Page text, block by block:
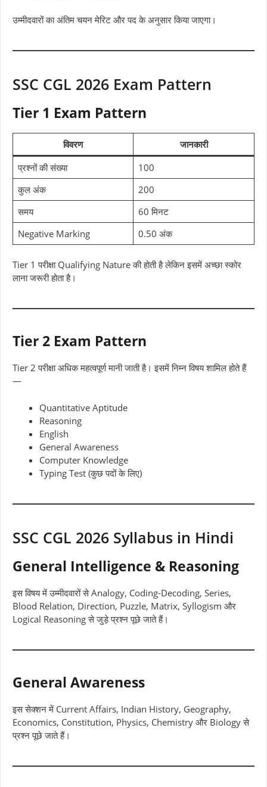
उम्मीदवारों का अंतिम चयन मेरिट और पद के अनुसार किया जाएगा।
SSC CGL 2026 Exam Pattern
Tier 1 Exam Pattern
विवरण
जानकारी
प्रश्नों की संख्या
100
कुल अंक
200
समय
60 मिनट
Negative Marking
0.50 अंक
Tier 1 परीक्षा Qualifying Nature की होती है लेकिन इसमें अच्छा स्कोर
लाना जरूरी होता है।
Tier 2 Exam Pattern
Tier 2 परीक्षा अधिक महत्वपूर्ण मानी जाती है। इसमें निम्न विषय शामिल होते हैं
—
Quantitative Aptitude
Reasoning
English
General Awareness
Computer Knowledge
Typing Test (कुछ पदों के लिए)
SSC CGL 2026 Syllabus in Hindi
General Intelligence & Reasoning
इस विषय में उम्मीदवारों से Analogy, Coding-Decoding, Series,
Blood Relation, Direction, Puzzle, Matrix, Syllogism और
Logical Reasoning से जुड़े प्रश्न पूछे जाते हैं।
General Awareness
इस सेक्शन में Current Affairs, Indian History, Geography,
Economics, Constitution, Physics, Chemistry और Biology से
प्रश्न पूछे जाते हैं।